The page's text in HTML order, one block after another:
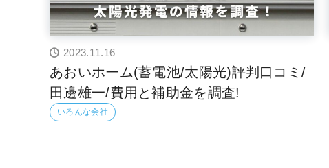
2023.11.16
あおいホーム(蓄電池/太陽光)評判口コミ/
田邊雄一/費用と補助金を調査!
いろんな会社